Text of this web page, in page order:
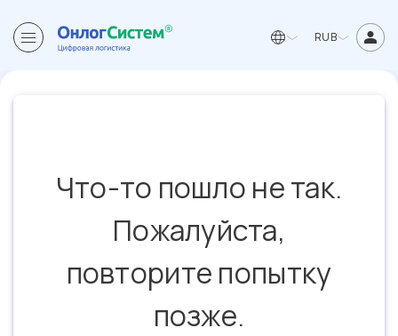
RUB
Что-то пошло не так.
Пожалуйста,
повторите попытку
позже.